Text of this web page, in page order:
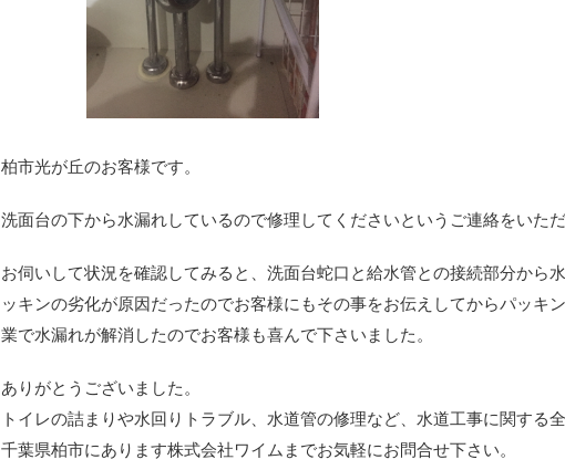
柏市光が丘のお客様です。
洗面台の下から水漏れしているので修理してくださいというご連絡をいただ
お伺いして状況を確認してみると、洗面台蛇口と給水管との接続部分から
ッキンの劣化が原因だったのでお客様にもその事をお伝えしてからパッキ
業で水漏れが解消したのでお客様も喜んで下さいました。
ありがとうございました。
トイレの詰まりや水回りトラブル、水道管の修理など、水道工事に関する
千葉県柏市にあります株式会社ワイムまでお気軽にお問合せ下さい。